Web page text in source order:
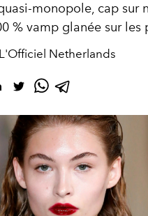
monopole, cap sur
% vamp glanée sur les
Netherlands